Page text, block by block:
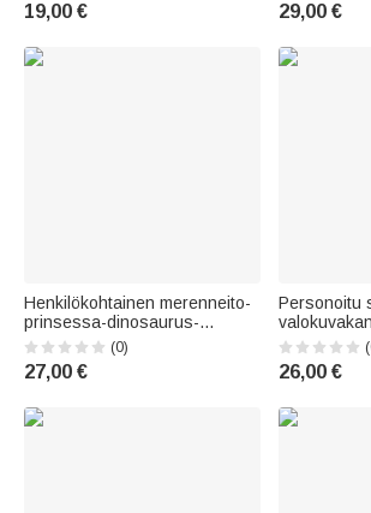
tai koulunaloituslahja pojille ja
19,00 €
koriste
29,00 €
Henkilökohtainen merenneito-
prinsessa-dinosaurus-
aiheinen, nopeasti kuivuva,
pehmeä huppullinen
rantapyyhe, jossa on nimi –
kesälomalle sopiva lahja
(0)
27,00 €
Personoitu
koriste
26,00 €